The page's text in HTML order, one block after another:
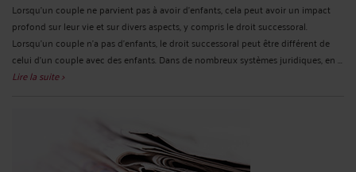
Lorsqu'un couple ne parvient pas à avoir d'enfants, cela peut avoir un impact
profond sur leur vie et sur divers aspects, y compris le droit successoral.
Lorsqu'un couple n'a pas d'enfants, le droit successoral peut être différent de
celui d'un couple avec des enfants. Dans de nombreux systèmes juridiques, en ...
Lire la suite >